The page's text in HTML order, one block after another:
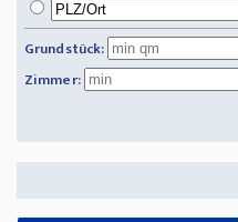
Grundstück:
Zimmer: